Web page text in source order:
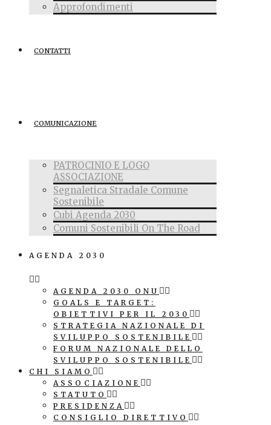
Approfondimenti
CONTATTI
COMUNICAZIONE
PATROCINIO E LOGO
ASSOCIAZIONE
Segnaletica Stradale Comune
Sostenibile
Cubi Agenda 2030
Comuni Sostenibili On The Road
AGENDA 2030
AGENDA 2030 ONU
GOALS E TARGET:
OBIETTIVI PER IL 2030
STRATEGIA NAZIONALE DI
SVILUPPO SOSTENIBILE
FORUM NAZIONALE DELLO
SVILUPPO SOSTENIBILE
CHI SIAMO
ASSOCIAZIONE
STATUTO
PRESIDENZA
CONSIGLIO DIRETTIVO